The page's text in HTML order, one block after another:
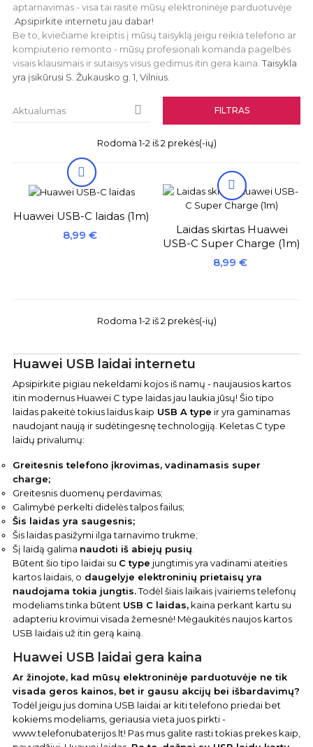
aptarnavimas - visa tai rasite mūsų elektroninėje parduotuvėje
Apsipirkite internetu jau dabar!
Be to, kviečiame kreiptis į mūsų taisyklą jeigu reikia telefono ar
kompiuterio remonto - mūsų profesionali komanda pagelbės
visais klausimais ir sutaisys visus gedimus itin gera kaina.Taisykla
yra įsikūrusi S. Žukausko g. 1, Vilnius.
Aktualumas  FILTRAS
Rodoma 1-2 iš 2 prekės(-ių)

Huawei USB-C laidas (1m)
Kaina
8,99 €

Laidas skirtas Huawei
USB-C Super Charge (1m)
Kaina
8,99 €
Rodoma 1-2 iš 2 prekės(-ių)
Huawei USB laidai internetu
Apsipirkite pigiau nekeldami kojos iš namų - naujausios kartos
itin modernus Huawei C type laidas jau laukia jūsų! Šio tipo
laidas pakeitė tokius laidus kaip USB A type ir yra gaminamas
naudojant naują ir sudėtingesnę technologiją. Keletas C type
laidų privalumų:
Greitesnis telefono įkrovimas, vadinamasis super
charge;
Greitesnis duomenų perdavimas;
Galimybė perkelti didelės talpos failus;
Šis laidas yra saugesnis;
Šis laidas pasižymi ilga tarnavimo trukme;
Šį laidą galima naudoti iš abiejų pusių
Būtent šio tipo laidai su C type jungtimis yra vadinami ateities
kartos laidais, o daugelyje elektroninių prietaisų yra
naudojama tokia jungtis.Todėl šiais laikais įvairiems telefonų
modeliams tinka būtent USB C laidas, kaina perkant kartu su
adapteriu krovimui visada žemesnė! Mėgaukitės naujos kartos
USB laidais už itin gerą kainą.
Huawei USB laidai gera kaina
Ar žinojote, kad mūsų elektroninėje parduotuvėje ne tik
visada geros kainos, bet ir gausu akcijų bei išbardavimų?
Todėl jeigu jus domina USB laidai ar kiti telefono priedai bet
kokiems modeliams, geriausia vieta juos pirkti -
www.telefonubaterijos.lt! Pas mus galite rasti tokias prekes kaip,